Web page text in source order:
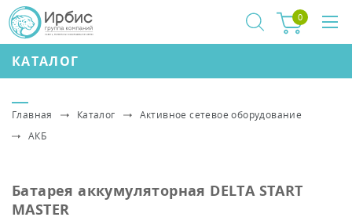
КАТАЛОГ
0
Главная Каталог
Активное сетевое оборудование
АКБ
Батарея аккумуляторная DELTA START
MASTER